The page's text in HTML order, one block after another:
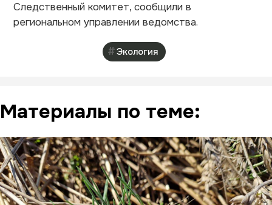
Следственный комитет, сообщили в
региональном управлении ведомства.
Экология
Материалы по теме: